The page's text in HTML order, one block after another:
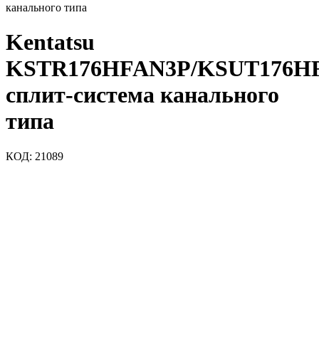
канального типа
Kentatsu
KSTR176HFAN3P/
сплит-система канального
типа
КОД: 21089